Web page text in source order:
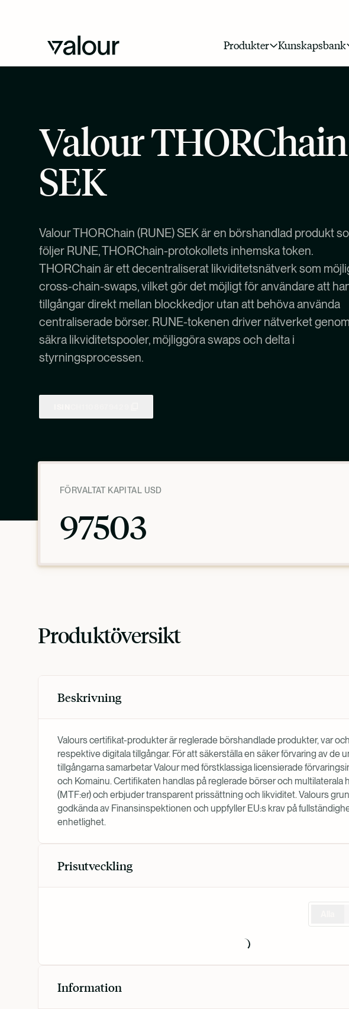
Produkter Kunskapsbank
Valour THORChain
SEK
Valour THORChain (RUNE) SEK är en börshandlad produkt
följer RUNE, THORChain-protokollets inhemska token.
THORChain är ett decentraliserat likviditetsnätverk som
cross-chain-swaps, vilket gör det möjligt för användare att
tillgångar direkt mellan blockkedjor utan att behöva använda
centraliserade börser. RUNE-tokenen driver nätverket
säkra likviditetspooler, möjliggöra swaps och delta i
styrningsprocessen.
FÖRVALTAT KAPITAL USD
97503
Produktöversikt
Beskrivning
Valours certifikat-produkter är reglerade börshandlade produkter, var
respektive digitala tillgångar. För att säkerställa en säker förvaring av de
tillgångarna samarbetar Valour med förstklassiga licensierade
och Komainu. Certifikaten handlas på reglerade börser och multilaterala
(MTF:er) och erbjuder transparent prissättning och likviditet. Valours
godkända av Finansinspektionen och uppfyller EU:s krav på
enhetlighet.
Prisutveckling
Information